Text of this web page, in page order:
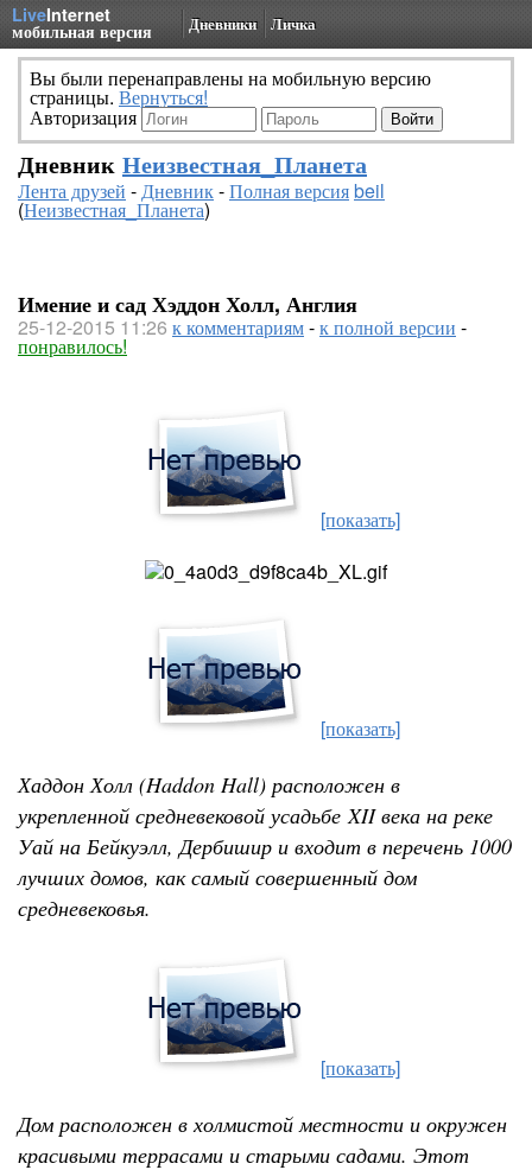
LiveInternet
мобильная версия Дневники Личка
Вы были перенаправлены на мобильную версию
страницы. Вернуться!
Авторизация
Дневник Неизвестная_Планета
Лента друзей -Дневник-Полная версияbeil
(Неизвестная_Планета)
Имение и сад Хэддон Холл, Англия
25-12-2015 11:26 к комментариям-к полной версии -
понравилось!
[показать]
[показать]
Хаддон Холл (Haddon Hall) расположен в
укрепленной средневековой усадьбеXII века на реке
Уай на Бейкуэлл, Дербишир и входит в перечень 1000
лучших домов, как самый совершенный дом
средневековья.
[показать]
Дом расположен в холмистой местности и окружен
красивыми террасами и старыми садами. Этот